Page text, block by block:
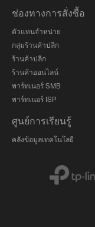
ช่องทางการสั่งซื้อ
ตัวแทนจำหน่าย
กลุ่มร้านค้าปลีก
ร้านค้าปลีก
ร้านค้าออนไลน์
พาร์ทเนอร์ SMB
พาร์ทเนอร์ ISP
ศูนย์การเรียนรู้
คลังข้อมูลเทคโนโลยี